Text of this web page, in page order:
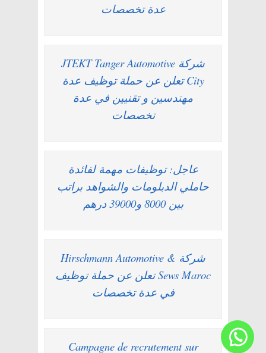
عدة تخصصات
شركة JTEKT Tanger Automotive
City تعلن عن حملة توظيف عدة
مهندسين و تقنيين في عدة
تخصصات
عاجل: توظيفات مهمة لفائدة
حاملي الدبلومات والشواهد براتب
بين 8000 و39000 درهم
شركة Hirschmann Automotive &
Sews Maroc تعلن عن حملة توظيف
في عدة تخصصات
Campagne de recrutement sur